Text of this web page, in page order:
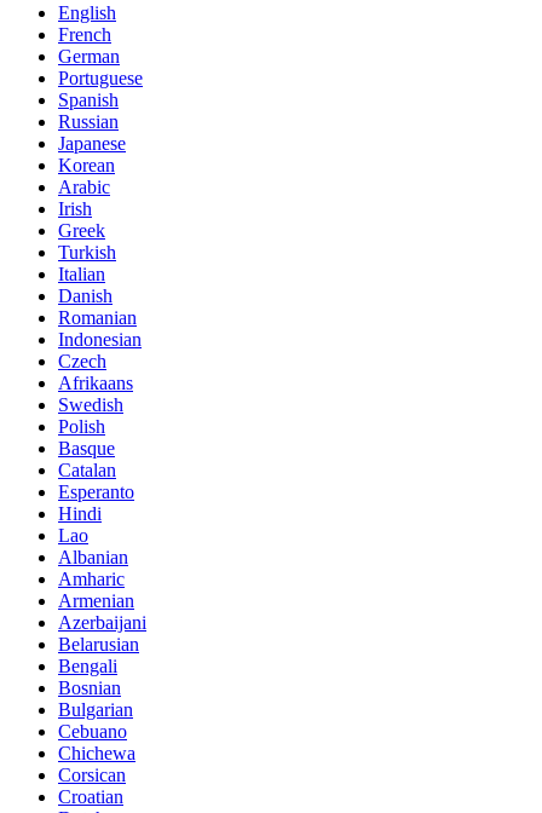
English
French
German
Portuguese
Spanish
Russian
Japanese
Korean
Arabic
Irish
Greek
Turkish
Italian
Danish
Romanian
Indonesian
Czech
Afrikaans
Swedish
Polish
Basque
Catalan
Esperanto
Hindi
Lao
Albanian
Amharic
Armenian
Azerbaijani
Belarusian
Bengali
Bosnian
Bulgarian
Cebuano
Chichewa
Corsican
Croatian